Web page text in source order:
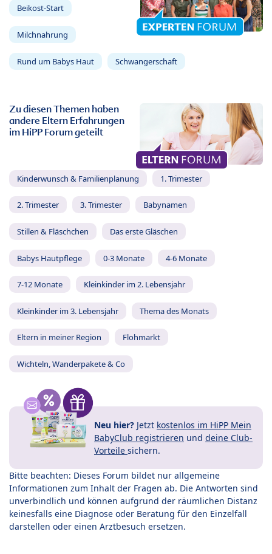
Beikost-Start
Milchnahrung
Rund um Babys Haut Schwangerschaft
Zu diesen Themen haben
andere Eltern Erfahrungen
im HiPP Forum geteilt
Kinderwunsch & Familienplanung 1. Trimester
2. Trimester 3. Trimester Babynamen
Stillen & Fläschchen Das erste Gläschen
Babys Hautpflege 0-3 Monate 4-6 Monate
7-12 Monate Kleinkinder im 2. Lebensjahr
Kleinkinder im 3. Lebensjahr Thema des Monats
Eltern in meiner Region Flohmarkt
Wichteln, Wanderpakete & Co
Neu hier? Jetzt kostenlos im HiPP Mein
BabyClub registrieren und deine Club-
Vorteile sichern.
Bitte beachten: Dieses Forum bildet nur allgemeine
Informationen zum Inhalt der Fragen ab. Die Antworten sind
unverbindlich und können aufgrund der räumlichen Distanz
keinesfalls eine Diagnose oder Beratung für den Einzelfall
darstellen oder einen Arztbesuch ersetzen.